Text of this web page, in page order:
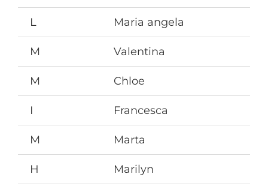
L Maria angela
M Valentina
M Chloe
I Francesca
M Marta
H Marilyn